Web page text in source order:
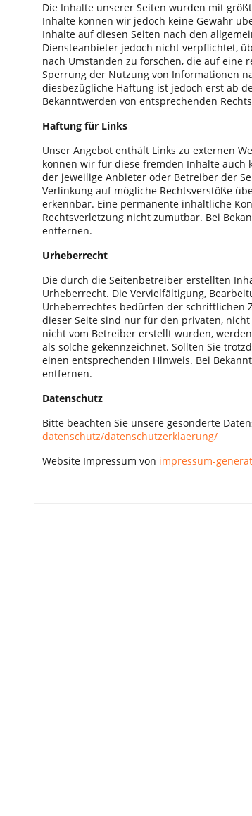
Die Inhalte unserer Seiten wurden mit
Inhalte können wir jedoch keine Gewähr
Inhalte auf diesen Seiten nach den
Diensteanbieter jedoch nicht verpflichtet,
nach Umständen zu forschen, die auf eine
Sperrung der Nutzung von Informationen
diesbezügliche Haftung ist jedoch erst ab
Bekanntwerden von entsprechenden
Haftung für Links
Unser Angebot enthält Links zu externen
können wir für diese fremden Inhalte auch
der jeweilige Anbieter oder Betreiber der
Verlinkung auf mögliche Rechtsverstöße
erkennbar. Eine permanente inhaltliche
Rechtsverletzung nicht zumutbar. Bei
entfernen.
Urheberrecht
Die durch die Seitenbetreiber erstellten
Urheberrecht. Die Vervielfältigung,
Urheberrechtes bedürfen der schriftlichen
dieser Seite sind nur für den privaten,
nicht vom Betreiber erstellt wurden,
als solche gekennzeichnet. Sollten Sie
einen entsprechenden Hinweis. Bei
entfernen.
Datenschutz
Bitte beachten Sie unsere gesonderte
datenschutz/datenschutzerklaerung/
Website Impressum von impressum-